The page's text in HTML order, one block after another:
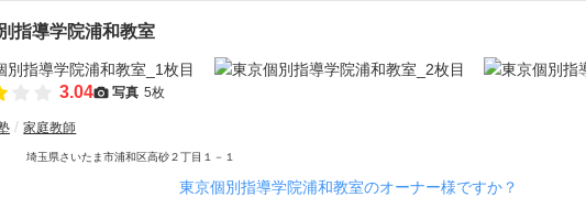
指導学院浦和教室
3.04 写真 5枚
家庭教師
埼玉県さいたま市浦和区高砂２丁目１－１
東京個別指導学院浦和教室のオーナー様ですか？